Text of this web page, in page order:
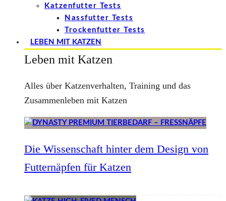
Katzenfutter Tests
Nassfutter Tests
Trockenfutter Tests
LEBEN MIT KATZEN
Leben mit Katzen
Alles über Katzenverhalten, Training und das
Zusammenleben mit Katzen
Die Wissenschaft hinter dem Design von
Futternäpfen für Katzen